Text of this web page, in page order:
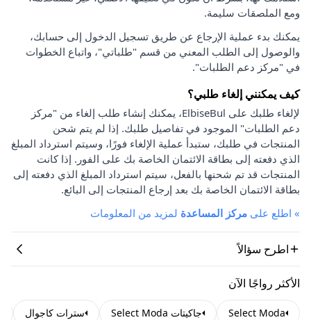
ومع الملصقات سليمة.
يمكنك بدء عملية الإرجاع عن طريق تسجيل الدخول إلى حسابك،
والوصول إلى الطلب المعني من قسم "طلباتي"، واتباع الخطوات
في "مركز دعم الطلبات".
كيف يمكنني إلغاء طلبي؟
لإلغاء طلبك على ElbiseBul، يمكنك إنشاء طلب إلغاء من "مركز
دعم الطلبات" الموجود في تفاصيل طلبك. إذا لم يتم شحن
المنتجات في طلبك، ستبدأ عملية الإلغاء فورًا، وسيتم استرداد المبلغ
الذي دفعته إلى بطاقة الائتمان الخاصة بك على الفور. إذا كانت
المنتجات قد تم شحنها بالفعل، سيتم استرداد المبلغ الذي دفعته إلى
بطاقة الائتمان الخاصة بك بعد إرجاع المنتجات إلى البائع.
» اطلع على مركز المساعدة لمزيد من المعلومات
اطرح سؤالاً
الأكثر رواجًا الآن
Select Moda جاكيتات Select Moda سترات كاجوال